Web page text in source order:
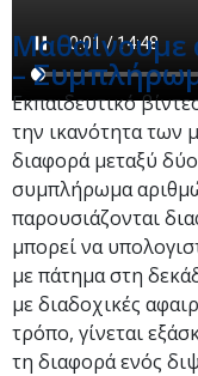
Μαθαίνουμε
–
Εκπαιδευτικό
την ικανότητα των
διαφορά μεταξύ
συμπλήρωμα
παρουσιάζονται
μπορεί να
με πάτημα στη
με διαδοχικές
τρόπο, γίνεται
τη διαφορά ενός